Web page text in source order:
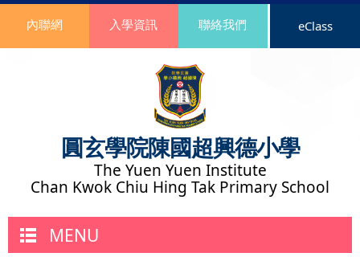
圓玄學院陳國超興德小學
The Yuen Yuen Institute
Chan Kwok Chiu Hing Tak Primary School
內聯網 入學資訊 聯絡我們 eClass
MENU